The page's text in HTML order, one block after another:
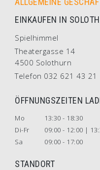
EINKAUFEN IN
Spielhimmel
Theatergasse 14
4500 Solothurn
Telefon 032 621 43 21
ÖFFNUNGSZEITEN
Mo
13:30 - 18:30
Di-Fr
09:00 - 12:00 |
Sa
09:00 - 17:00
STANDORT